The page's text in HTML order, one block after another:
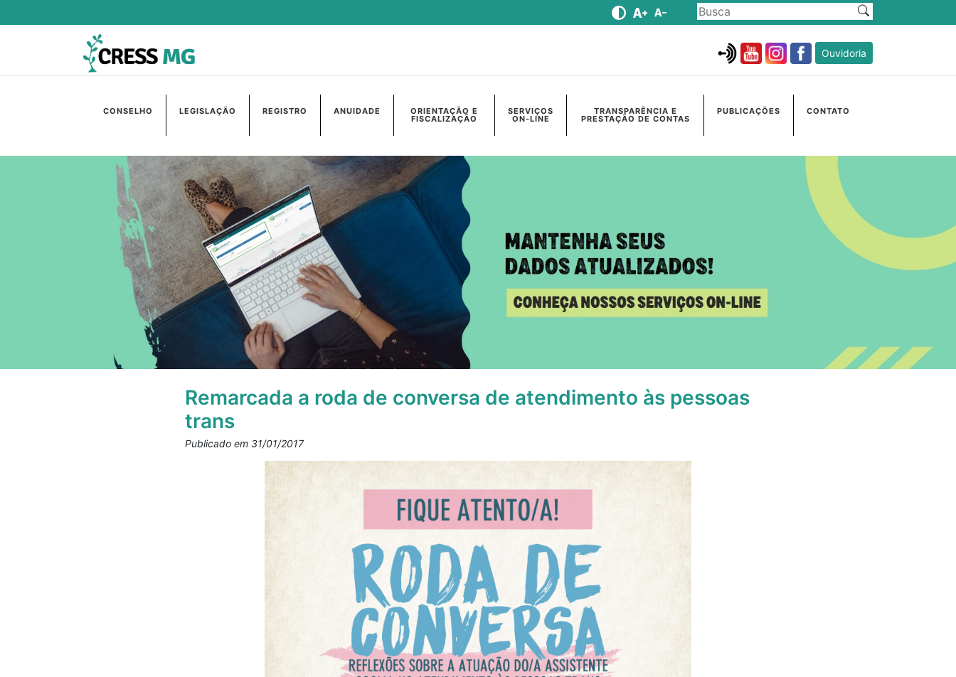
Ouvidoria
CONSELHO LEGISLAÇÃO REGISTRO ANUIDADE ORIENTAÇÃO E
FISCALIZAÇÃO
SERVIÇOS
ON-LINE
TRANSPARÊNCIA E
PRESTAÇÃO DE CONTAS
PUBLICAÇÕES CONTATO
Remarcada a roda de conversa de atendimento às pessoas
trans
Publicado em 31/01/2017